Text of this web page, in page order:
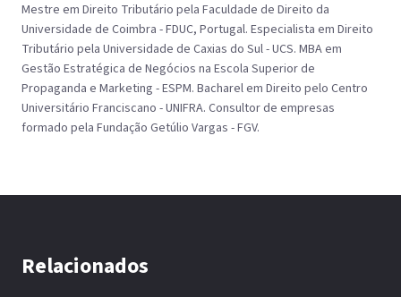
Mestre em Direito Tributário pela Faculdade de Direito da
Universidade de Coimbra - FDUC, Portugal. Especialista em Direito
Tributário pela Universidade de Caxias do Sul - UCS. MBA em
Gestão Estratégica de Negócios na Escola Superior de
Propaganda e Marketing - ESPM. Bacharel em Direito pelo Centro
Universitário Franciscano - UNIFRA. Consultor de empresas
formado pela Fundação Getúlio Vargas - FGV.
Relacionados